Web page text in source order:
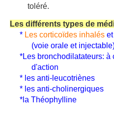
toléré.
Les différents types de
* Les corticoïdes inhalés
(voie orale et
*Les bronchodilatateurs:
d'action
* les anti-leucotriènes
* les anti-cholinergiques
*la Théophylline